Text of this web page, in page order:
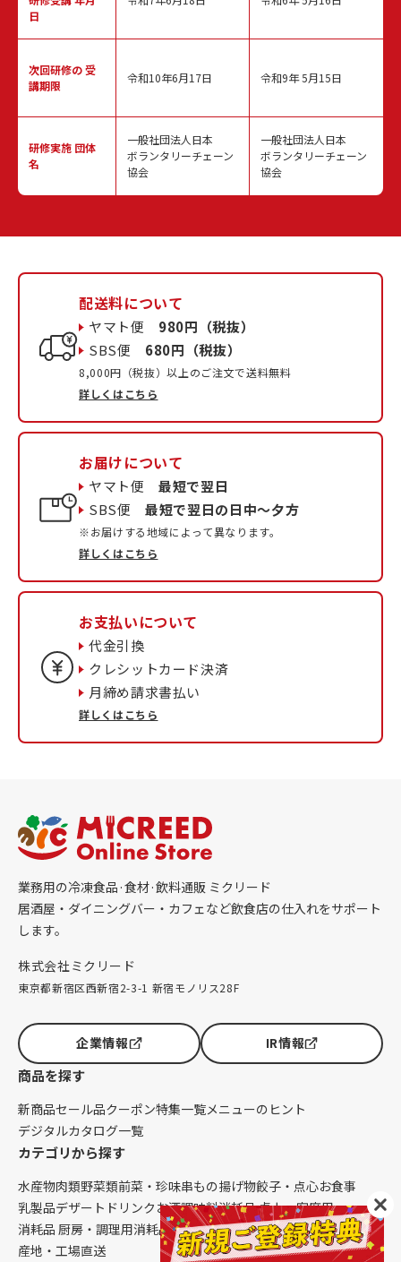
日
次回研修の受
講期限
研修実施 団体
名
令和10年6月17日
一般社団法人日本
ボランタリーチェーン
協会
令和9年 5月15日
一般社団法人日本
ボランタリーチェーン
協会
配送料について
ヤマト便 980円（税抜）
SBS便 680円（税抜）
8,000円（税抜）以上のご注文で送料無料
詳しくはこちら
お届けについて
ヤマト便最短で翌日
SBS便最短で翌日の日中〜夕方
※お届けする地域によって異なります。
詳しくはこちら
お支払いについて
代金引換
クレシットカード決済
月締め請求書払い
詳しくはこちら
業務用の冷凍食品·食材·飲料通販 ミクリード
居酒屋・ダイニングバー・カフェなど飲食店の仕入れをサポート
します。
株式会社ミクリード
東京都新宿区西新宿2-3-1 新宿モノリス28F
企業情報 IR情報
商品を探す
新商品セール品クーポン特集一覧メニューのヒント
デジタルカタログ一覧
カテゴリから探す
水産物肉類野菜類前菜・珍味串もの揚げ物餃子・点心お食事
乳製品デザート ドリンク お酒調味料消耗品 卓上・客席用
消耗品 厨房・調理用消耗品 クレンリネス生鮮品（配送便限定）
産地・工場直送